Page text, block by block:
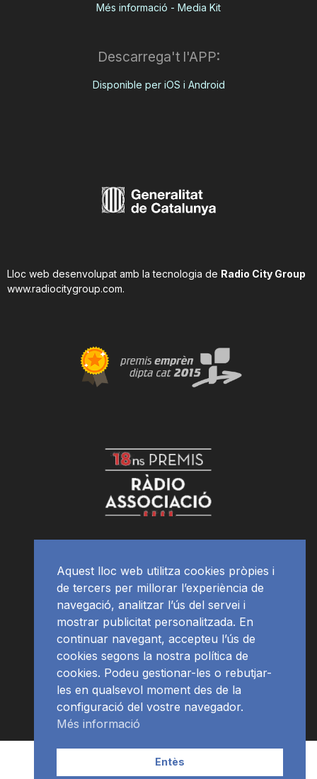
Més informació - Media Kit
Descarrega't l'APP:
Disponible per iOS i Android
Lloc web desenvolupat amb la tecnologia de Radio City Group
www.radiocitygroup.com.
APP Programació
Aquest lloc web utilitza cookies pròpies i
de tercers per millorar l’experiència de
navegació, analitzar l’ús del servei i
mostrar publicitat personalitzada. En
continuar navegant, accepteu l’ús de
cookies segons la nostra política de
cookies. Podeu gestionar-les o rebutjar-
les en qualsevol moment des de la
configuració del vostre navegador.
Més informació
Entès